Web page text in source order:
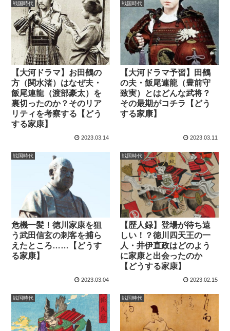
戦国時代
【大河ドラマ】お田鶴の
方（関水渚）はなぜ夫・
飯尾連龍（渡部豪太）を
裏切ったのか？そのリア
リティを考察する【どう
する家康】
2023.03.14
戦国時代
【大河ドラマ予習】田鶴
の夫・飯尾連龍（豊前守
致実）とはどんな武将？
その最期がコチラ【どう
する家康】
2023.03.11
戦国時代
危機一髪！徳川家康を狙
う武田信玄の刺客を捕ら
えたところ……【どうす
る家康】
2023.03.04
戦国時代
【歴人録】登場が待ち遠
しい！？徳川四天王の一
人・井伊直政はどのよう
に家康と出会ったのか
【どうする家康】
2023.02.15
戦国時代 戦国時代